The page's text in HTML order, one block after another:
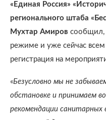
«Единая Россия»
регионального штаба
Мухтар Амиров сообщил,
режиме и уже сейчас
регистрация на
«Безусловно мы не
обстановке и принимаем
рекомендации санитарных